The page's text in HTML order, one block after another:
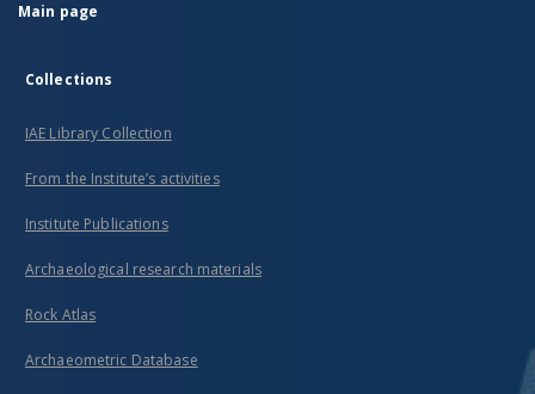
Main page
Collections
IAE Library Collection
From the Institute’s activities
Institute Publications
Archaeological research materials
Rock Atlas
Archaeometric Database